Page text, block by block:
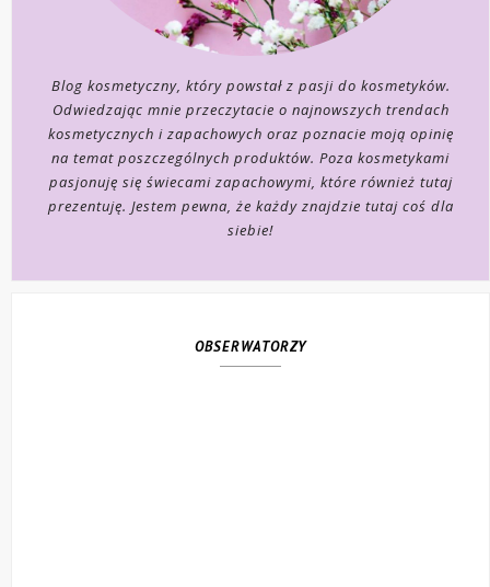
Blog kosmetyczny, który powstał z pasji do kosmetyków.
Odwiedzając mnie przeczytacie o najnowszych trendach
kosmetycznych i zapachowych oraz poznacie moją opinię
na temat poszczególnych produktów. Poza kosmetykami
pasjonuję się świecami zapachowymi, które również tutaj
prezentuję. Jestem pewna, że każdy znajdzie tutaj coś dla
siebie!
OBSERWATORZY